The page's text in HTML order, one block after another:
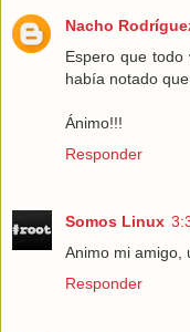
Nacho
Espero que todo
había notado
Ánimo!!!
Responder
Somos Linux
Animo mi amigo,
Responder